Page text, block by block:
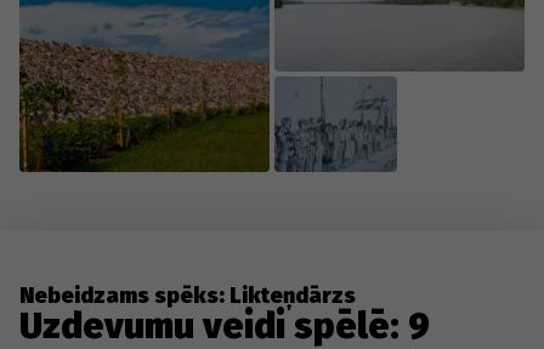
Nebeidzams spēks: Likteņdārzs
Uzdevumu veidi spēlē: 9